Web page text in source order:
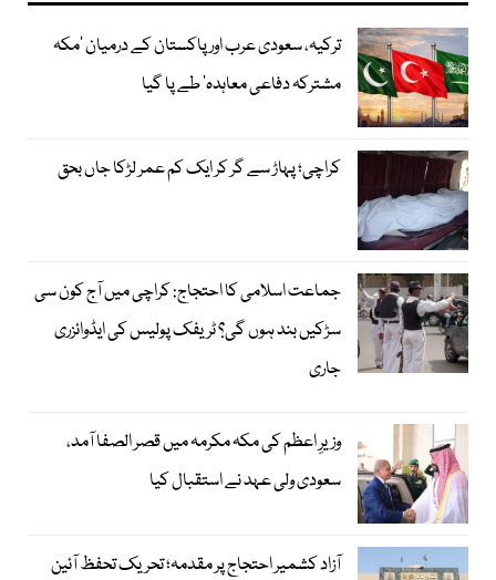
ترکیہ، سعودی عرب اور پاکستان کے درمیان ’مکہ
مشترکہ دفاعی معاہدہ‘ طے پا گیا
کراچی؛ پہاڑ سے گر کر ایک کم عمر لڑکا جاں بحق
جماعت اسلامی کا احتجاج: کراچی میں آج کون سی
سڑکیں بند ہوں گی؟ ٹریفک پولیس کی ایڈوائزری
جاری
وزیرِ اعظم کی مکہ مکرمہ میں قصر الصفا آمد،
سعودی ولی عہد نے استقبال کیا
آزاد کشمیر احتجاج پر مقدمہ؛ تحریک تحفظ آئین